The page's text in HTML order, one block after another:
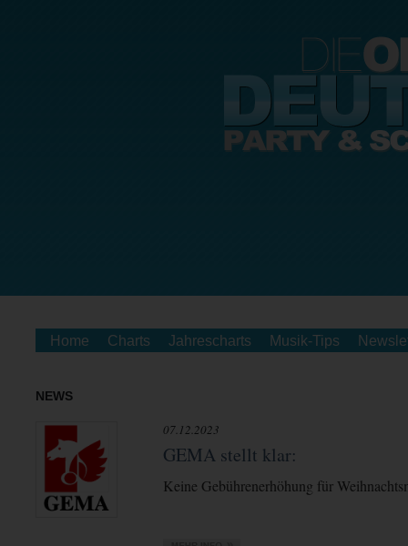
Home Charts Jahrescharts Musik-Tips
NEWS
07.12.2023
GEMA stellt klar:
Keine Gebührenerhöhung für